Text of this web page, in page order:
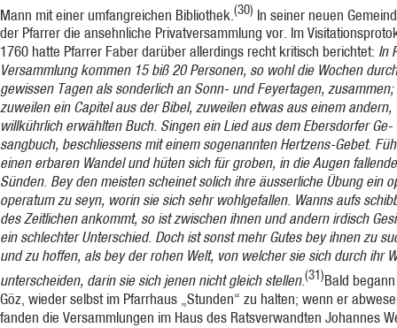
Mann mit einer umfangreichen Bibliothek. (30) In seiner neuen
der Pfarrer die an­sehnliche Privatversammlung vor. Im
1760 hatte Pfarrer Faber darüber allerdings recht kritisch berichtet: In
Versammlung kommen 15 biß 20 Personen, so wohl die Wochen
gewissen Tagen als sonderlich an Sonn- und Feyertagen, zusammen;
zuweilen ein Capitel aus der Bibel, zuweilen etwas aus einem andern,
willkührlich erwählten Buch. Singen ein Lied aus dem Ebersdorfer Ge­
sangbuch, beschliessens mit einem sogenannten Hertzens-Gebet.
einen erbaren Wandel und hüten sich für groben, in die Augen
Sünden. Bey den meisten scheinet solich ihre äusserliche Übung ein
operatum zu seyn, worin sie sich sehr wohlgefallen. Wanns aufs
des Zeitlichen ankommt, so ist zwischen ihnen und andern irdisch
ein schlechter Unterschied. Doch ist sonst mehr Gutes bey ihnen zu
und zu hoffen, als bey der rohen Welt, von welcher sie sich durch ihr
unterscheiden, darin sie sich jenen nicht gleich stellen.(31)Bald
Göz, wieder selbst im Pfarr­haus „Stunden“ zu halten; wenn er
fanden die Ver­sammlungen im Haus des Ratsverwandten Jo­hannes